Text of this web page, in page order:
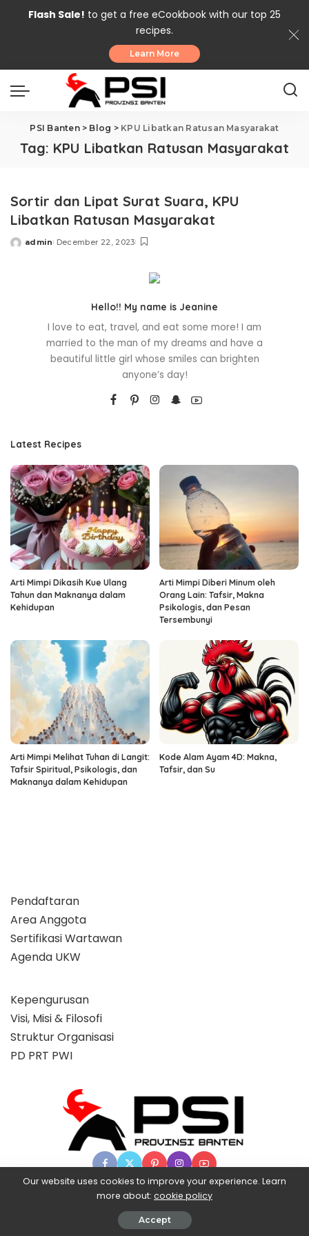
Flash Sale! to get a free eCookbook with our top 25
recipes.
Learn More
PSI Banten> Blog > KPU Libatkan Ratusan Masyarakat
Tag: KPU Libatkan Ratusan Masyarakat
Sortir dan Lipat Surat Suara, KPU
Libatkan Ratusan Masyarakat
Posted
admin December 22, 2023
Hello!! My name is Jeanine
I love to eat, travel, and eat some more! I am
married to the man of my dreams and have a
beautiful little girl whose smiles can brighten
anyone’s day!
Latest Recipes
Arti Mimpi Dikasih Kue Ulang
Tahun dan Maknanya dalam
Kehidupan
Arti Mimpi Diberi Minum oleh
Orang Lain: Tafsir, Makna
Psikologis, dan Pesan
Tersembunyi
Arti Mimpi Melihat Tuhan di Langit:
Tafsir Spiritual, Psikologis, dan
Maknanya dalam Kehidupan
Kode Alam Ayam 4D: Makna,
Tafsir, dan Su
Pendaftaran
Area Anggota
Sertifikasi Wartawan
Agenda UKW
Kepengurusan
Visi, Misi & Filosofi
Struktur Organisasi
PD PRT PWI
© 2025 Partai Super, powered by BangX.
Our website uses cookies to improve your experience. Learn
more about: cookie policy
Accept